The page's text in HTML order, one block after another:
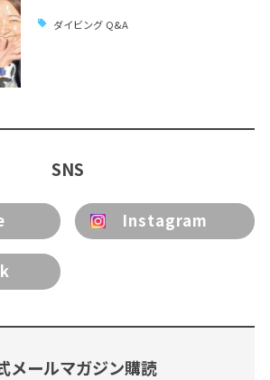
ダイビング Q&A
SNS
Instagram
メールマガジン購読